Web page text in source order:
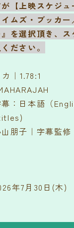
【上映スケジ
ムズ・ブッカ
を選択頂き、
ださい。
｜1.78:1
：日本語（
朋子｜字幕監
年7月30日(木)